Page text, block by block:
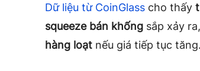
Dữ liệu từ CoinGlass cho thấy
squeeze bán khống sắp xảy
hàng loạt nếu giá tiếp tục tăng.